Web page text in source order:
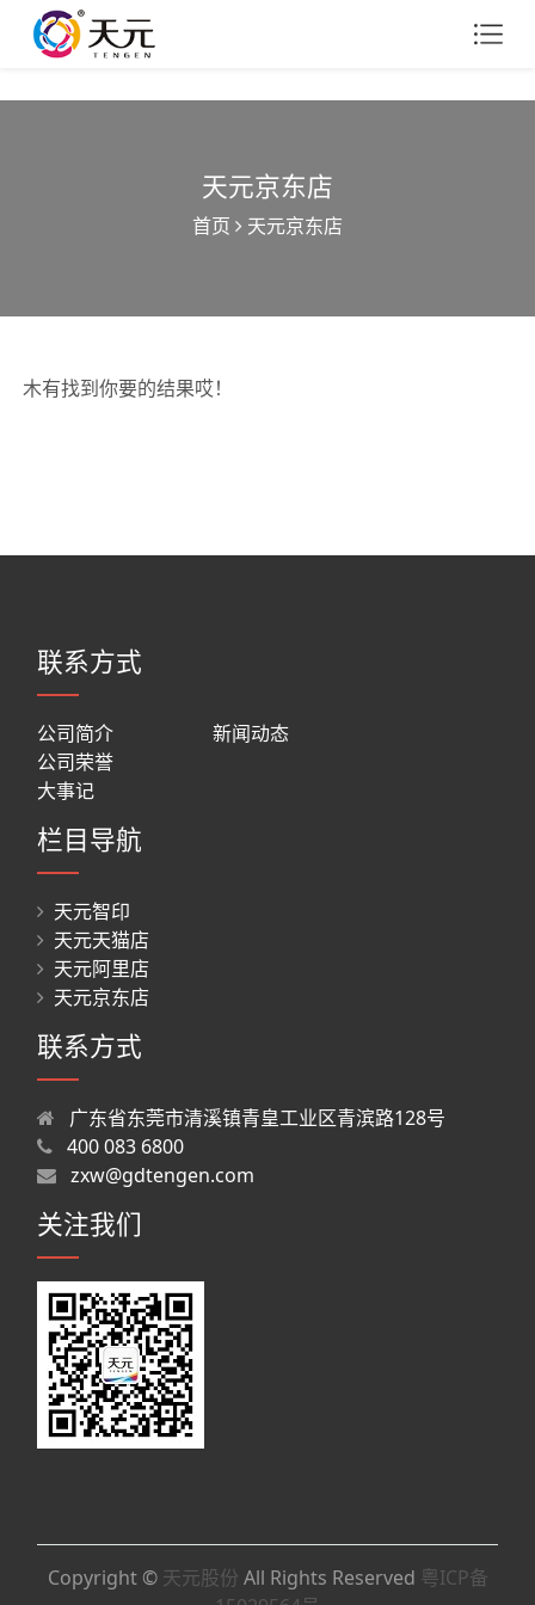
天元京东店
首页 天元京东店
木有找到你要的结果哎！
联系方式
公司简介
公司荣誉
大事记
新闻动态
栏目导航
天元智印
天元天猫店
天元阿里店
天元京东店
联系方式
广东省东莞市清溪镇青皇工业区青滨路128号
400 083 6800
zxw@gdtengen.com
关注我们
Copyright © 天元股份 All Rights Reserved 粤ICP备